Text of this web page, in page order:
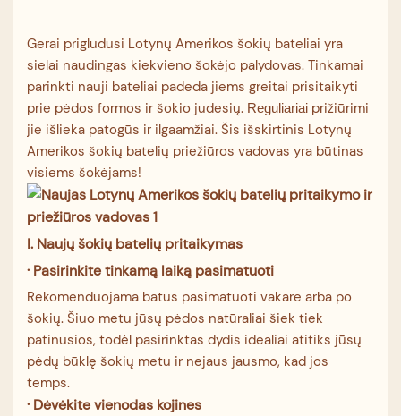
Gerai prigludusi Lotynų Amerikos šokių bateliai yra
sielai naudingas kiekvieno šokėjo palydovas. Tinkamai
parinkti nauji bateliai padeda jiems greitai prisitaikyti
prie pėdos formos ir šokio judesių. Reguliariai prižiūrimi
jie išlieka patogūs ir ilgaamžiai. Šis išskirtinis Lotynų
Amerikos šokių batelių priežiūros vadovas yra būtinas
visiems šokėjams!
I. Naujų šokių batelių pritaikymas
· Pasirinkite tinkamą laiką pasimatuoti
Rekomenduojama batus pasimatuoti vakare arba po
šokių. Šiuo metu jūsų pėdos natūraliai šiek tiek
patinusios, todėl pasirinktas dydis idealiai atitiks jūsų
pėdų būklę šokių metu ir nejaus jausmo, kad jos
temps.
· Dėvėkite vienodas kojines